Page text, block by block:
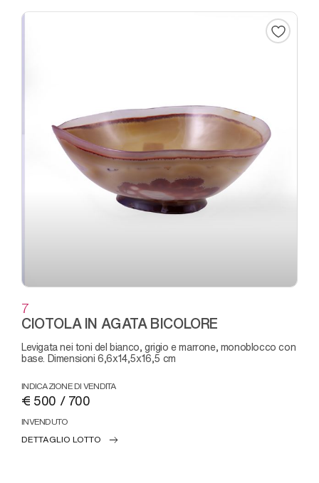
7
CIOTOLA IN AGATA BICOLORE
levigata nei toni del bianco, grigio e marrone, monoblocco con
base. Dimensioni 6,6x14,5x16,5 cm
INDICAZIONE DI VENDITA
€ 500 / 700
INVENDUTO
DETTAGLIO LOTTO